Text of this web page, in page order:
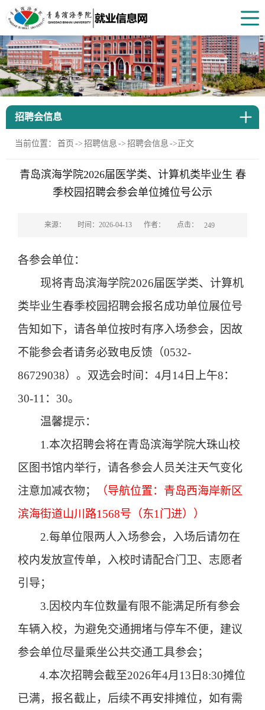
招聘会信息
当前位置： 首页 -> 招聘信息 -> 招聘会信息 ->正文
青岛滨海学院2026届医学类、计算机类毕业生 春
季校园招聘会参会单位摊位号公示
来源： 时间：2026-04-13 作者： 点击： 249
各参会单位：
现将青岛滨海学院2026届 医学类、计算机
类毕业生春季校园招聘会报名成功单位展位号
告知如下，请各单位按时有序入场参会，因故
不能参会者请务必致电反馈 （0532-
86729038） 。双选会时间： 4月 14日上午8：
30-11：30。
温馨提示：
1.本次招聘会将在青岛滨海学院大珠山校
区图书馆内举行，请各参会人员关注天气变化
注意加减衣物； （导航位置： 青岛西海岸新区
滨海街道山川路1568号（东1门进） ）
2.每单位限两人入场参会， 入场后请勿在
校内发放宣传单，入校时请配合门卫、志愿者
引导；
3.因校内车位数量有限不能满足所有参会
车辆入校，为避免交通拥堵与停车不便，建议
参会单位尽量乘坐公共交通工具参会；
4.本次招聘会截至2026年4月 13 日8:30摊位
已满， 报名截止，后续不再安排摊位，如有需